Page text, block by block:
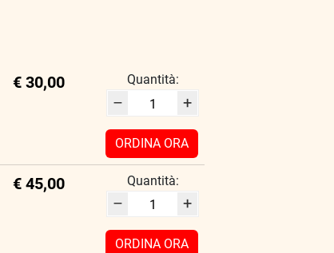
€ 30,00 Quantità:
– +
ORDINA ORA
€ 45,00 Quantità:
– +
ORDINA ORA